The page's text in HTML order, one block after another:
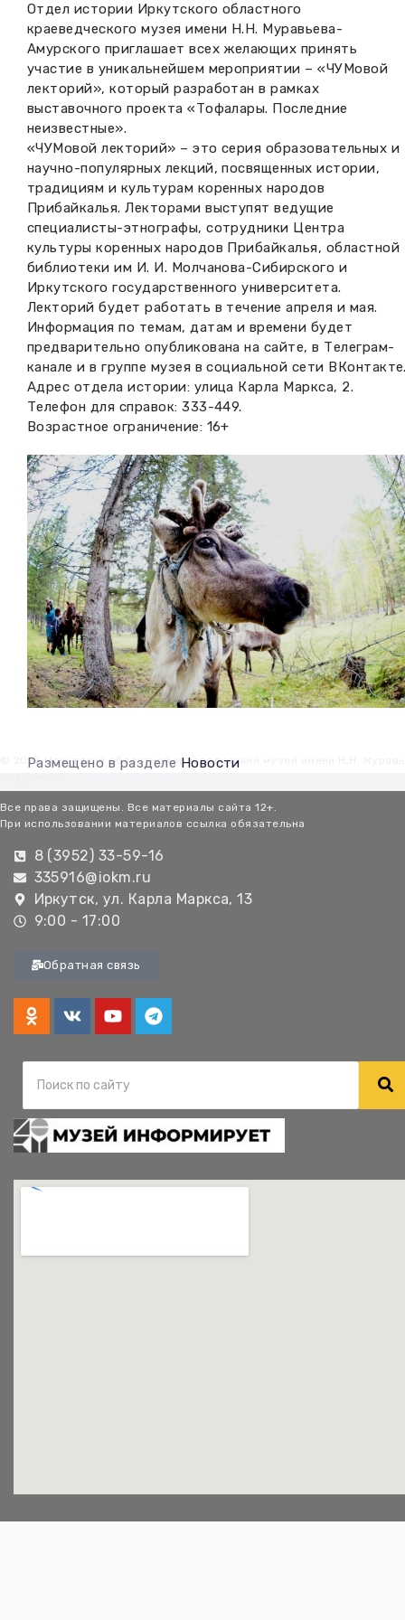
Вакансии музея
Независимая оценка
Проекты и программы
Научные издания
Новости
Прейскурант
Фонды и коллекции
Партнеры
Дирекция
Ледокол Ангара
Музей В.Г. Распутина
КПЦ им. свт. Иннокентия (Вениаминова)
Научно-фондовый отдел
Мемориальный дом А.М. Тюрюмина
Музеи региона
Повышение квалификации
Передвижные выставки
Отчетность
Профессиональные мероприятия
Отдел истории Иркутского областного
краеведческого музея имени Н.Н. Муравьева-
Амурского приглашает всех желающих принять
участие в уникальнейшем мероприятии – «ЧУМовой
лекторий», который разработан в рамках
выставочного проекта «Тофалары. Последние
неизвестные».
«ЧУМовой лекторий» – это серия образовательных и
научно-популярных лекций, посвященных истории,
традициям и культурам коренных народов
Прибайкалья. Лекторами выступят ведущие
специалисты-этнографы, сотрудники Центра
культуры коренных народов Прибайкалья, областной
библиотеки им И. И. Молчанова-Сибирского и
Иркутского государственного университета.
Лекторий будет работать в течение апреля и мая.
Информация по темам, датам и времени будет
предварительно опубликована на сайте, в Телеграм-
канале и в группе музея в социальной сети
Адрес отдела истории: улица Карла Маркса, 2.
Телефон для справок: 333-449.
Возрастное ограничение: 16+
Размещено в разделе Новости
© 2026 Иркутский областной краеведческий музей имени Н.Н.
Все права защищены. Все материалы сайта 12+.
При использовании материалов ссылка обязательна
8 (3952) 33-59-16
335916@iokm.ru
Иркутск, ул. Карла Маркса, 13
9:00 - 17:00
Обратная связь